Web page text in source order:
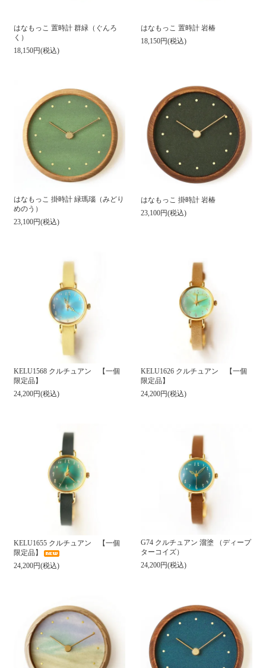
はなもっこ 置時計 群緑（ぐんろ
く）
18,150円(税込)
はなもっこ 置時計 岩椿
18,150円(税込)
はなもっこ 掛時計 緑瑪瑙（みどり
めのう）
23,100円(税込)
はなもっこ 掛時計 岩椿
23,100円(税込)
KELU1568 クルチュアン 【一個
限定品】
24,200円(税込)
KELU1626 クルチュアン 【一個
限定品】
24,200円(税込)
KELU1655 クルチュアン 【一個
限定品】
24,200円(税込)
G74 クルチュアン 溜塗 （ディープ
ターコイズ）
24,200円(税込)